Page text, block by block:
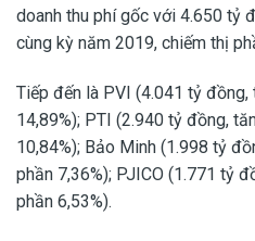
doanh thu phí gốc với 4.650 tỷ
cùng kỳ năm 2019, chiếm thị
Tiếp đến là PVI (4.041 tỷ đồng,
14,89%); PTI (2.940 tỷ đồng,
10,84%); Bảo Minh (1.998 tỷ
phần 7,36%); PJICO (1.771 tỷ
phần 6,53%).